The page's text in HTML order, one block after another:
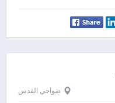
ضواحي القدس